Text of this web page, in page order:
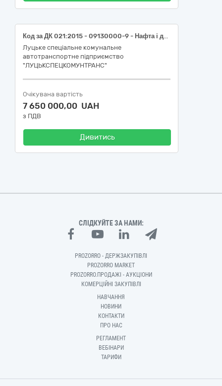
Код за ДК 021:2015 - 09130000-9 - Нафта і дистиляти (Дизельне паливо - поставка на об’єкт Замовника)
Луцьке спеціальне комунальне
автотранспортне підприємство
"ЛУЦЬКСПЕЦКОМУНТРАНС"
Очікувана вартість
7 650 000,00 UAH
з ПДВ
Дивитись
СЛІДКУЙТЕ ЗА НАМИ:
PROZORRO - ДЕРЖЗАКУПІВЛІ
PROZORRO MARKET
PROZORRO.ПРОДАЖІ - АУКЦІОНИ
КОМЕРЦІЙНІ ЗАКУПІВЛІ
НАВЧАННЯ
НОВИНИ
КОНТАКТИ
ПРО НАС
РЕГЛАМЕНТ
ВЕБІНАРИ
ТАРИФИ